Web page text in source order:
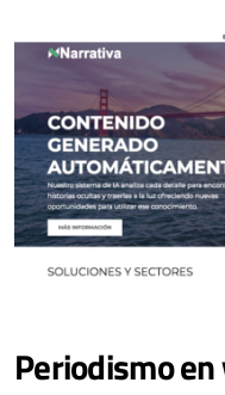
Periodismo